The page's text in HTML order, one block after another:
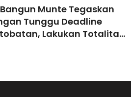
Bangun Munte Tegaskan
Tunggu Deadline
Lakukan Totalitas